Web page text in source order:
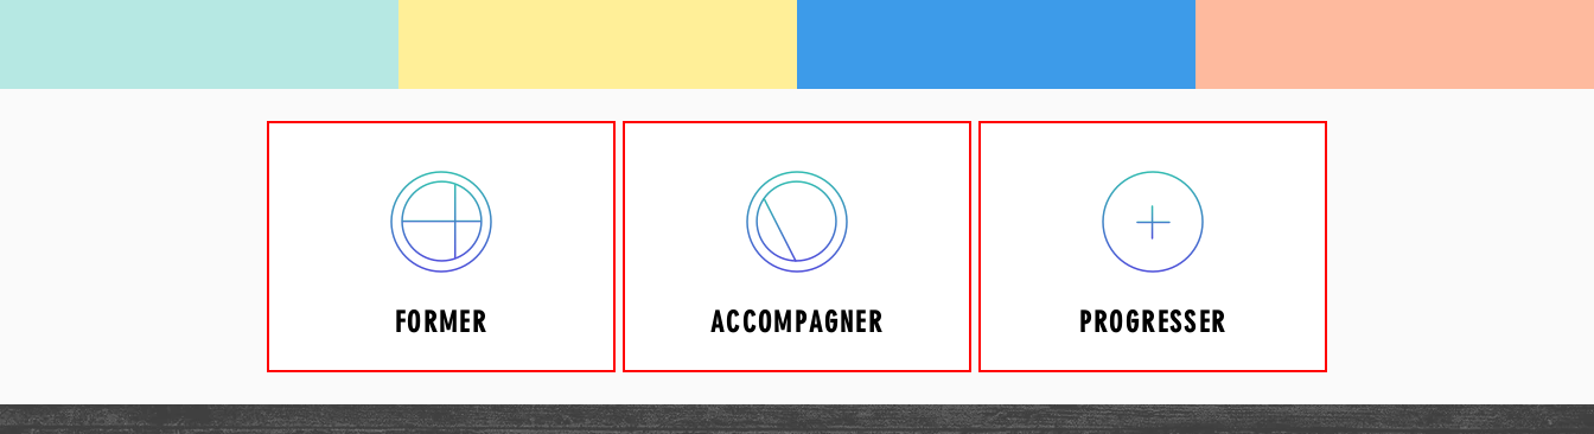
FORMER ACCOMPAGNER PROGRESSER